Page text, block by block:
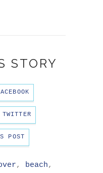
STORY
POST
, beach,